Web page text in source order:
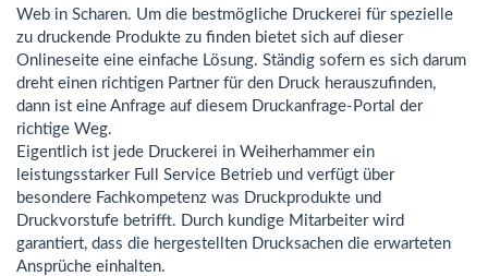
Web in Scharen. Um die bestmögliche Druckerei für spezielle
zu druckende Produkte zu finden bietet sich auf dieser
Onlineseite eine einfache Lösung. Ständig sofern es sich darum
dreht einen richtigen Partner für den Druck herauszufinden,
dann ist eine Anfrage auf diesem Druckanfrage-Portal der
richtige Weg.
Eigentlich ist jede Druckerei in Weiherhammer ein
leistungsstarker Full Service Betrieb und verfügt über
besondere Fachkompetenz was Druckprodukte und
Druckvorstufe betrifft. Durch kundige Mitarbeiter wird
garantiert, dass die hergestellten Drucksachen die erwarteten
Ansprüche einhalten.